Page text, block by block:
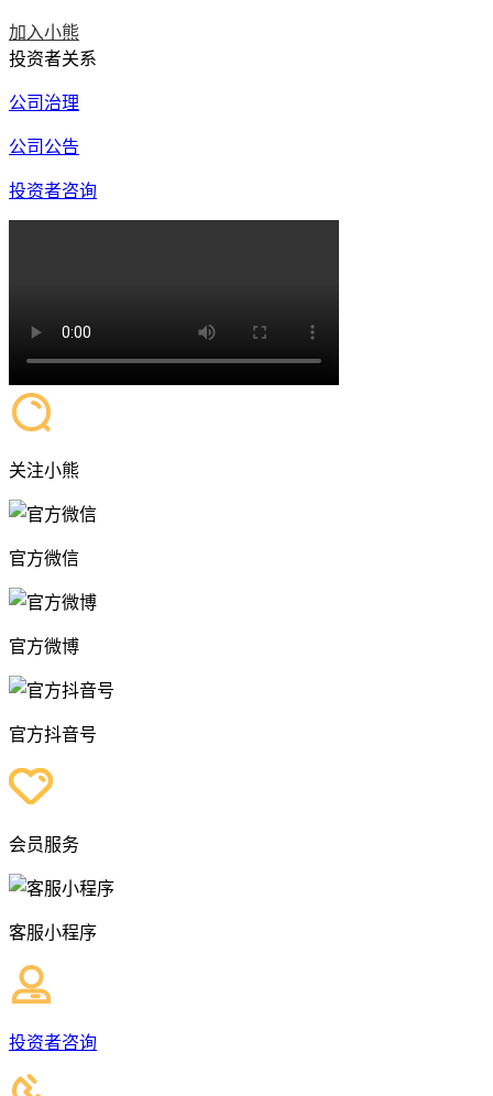
加入小熊
投资者关系
公司治理
公司公告
投资者咨询
关注小熊
官方微信
官方微博
官方抖音号
会员服务
客服小程序
投资者咨询